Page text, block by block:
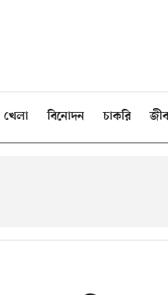
খেলা বিনোদন চাকরি